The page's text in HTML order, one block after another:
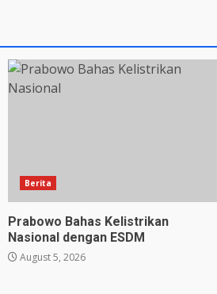
Berita
Prabowo Bahas Kelistrikan
Nasional dengan ESDM
August 5, 2026